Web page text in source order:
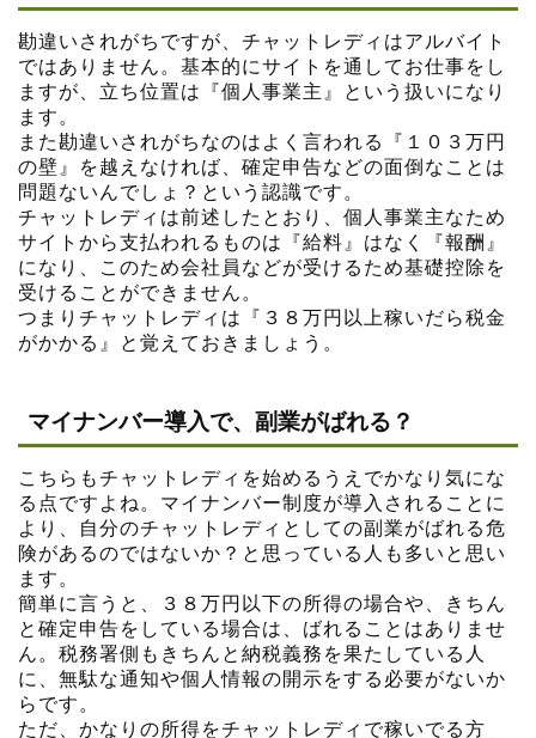
勘違いされがちですが、チャットレディはアルバイト
ではありません。基本的にサイトを通してお仕事をし
ますが、立ち位置は『個人事業主』という扱いになり
ます。
また勘違いされがちなのはよく言われる『１０３万円
の壁』を越えなければ、確定申告などの面倒なことは
問題ないんでしょ？という認識です。
チャットレディは前述したとおり、個人事業主なため
サイトから支払われるものは『給料』はなく『報酬』
になり、このため会社員などが受けるため基礎控除を
受けることができません。
つまりチャットレディは『３８万円以上稼いだら税金
がかかる』と覚えておきましょう。
マイナンバー導入で、副業がばれる？
こちらもチャットレディを始めるうえでかなり気にな
る点ですよね。マイナンバー制度が導入されることに
より、自分のチャットレディとしての副業がばれる危
険があるのではないか？と思っている人も多いと思い
ます。
簡単に言うと、３８万円以下の所得の場合や、きちん
と確定申告をしている場合は、ばれることはありませ
ん。税務署側もきちんと納税義務を果たしている人
に、無駄な通知や個人情報の開示をする必要がないか
らです。
ただ、かなりの所得をチャットレディで稼いでる方